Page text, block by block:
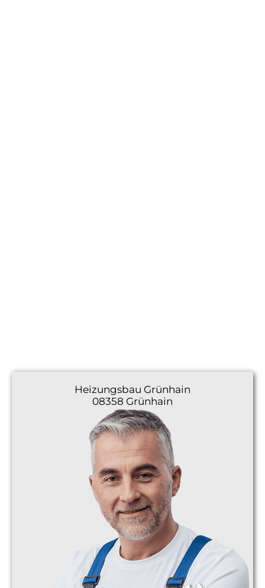
Heizungsbau Grünhain
08358 Grünhain